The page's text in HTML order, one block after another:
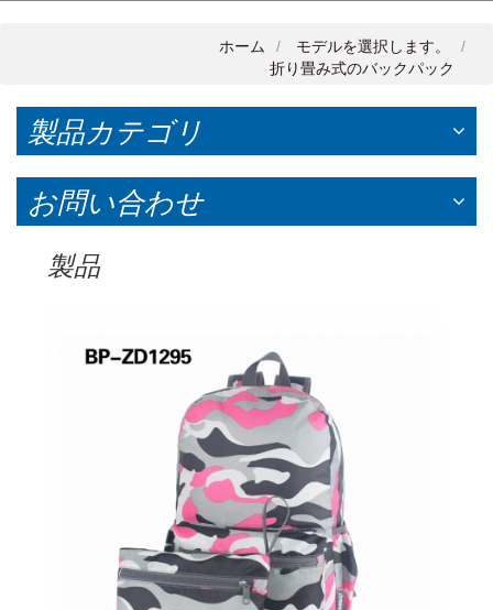
ホーム
モデルを選択します。
折り畳み式のバックパック
製品カテゴリ
お問い合わせ
製品